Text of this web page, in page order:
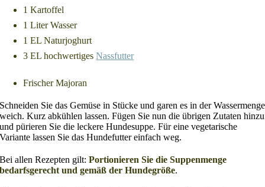
1 Kartoffel
1 Liter Wasser
1 EL Naturjoghurt
3 EL hochwertigesNassfutter
Frischer Majoran
Schneiden Sie das Gemüse in Stücke und garen es in der Wassermenge
weich. Kurz abkühlen lassen. Fügen Sie nun die übrigen Zutaten hinzu
und pürieren Sie die leckere Hundesuppe. Für eine vegetarische
Variante lassen Sie das Hundefutter einfach weg.
Bei allen Rezepten gilt:Portionieren Sie die Suppenmenge
bedarfsgerecht und gemäß der Hundegröße.